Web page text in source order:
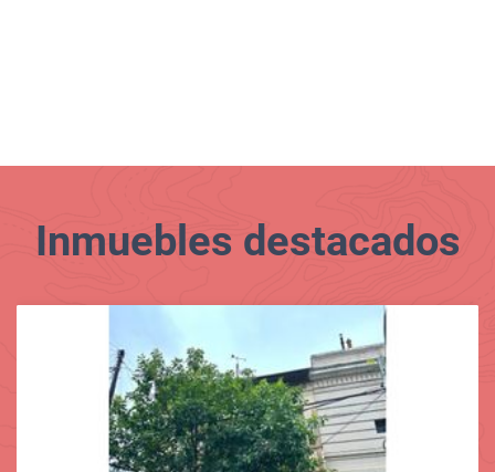
Inmuebles destacados